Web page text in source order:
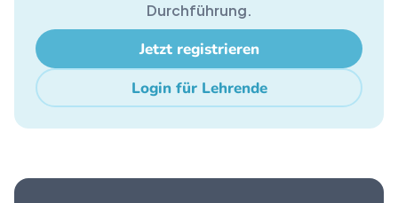
Durchführung.
Jetzt registrieren
Login für Lehrende